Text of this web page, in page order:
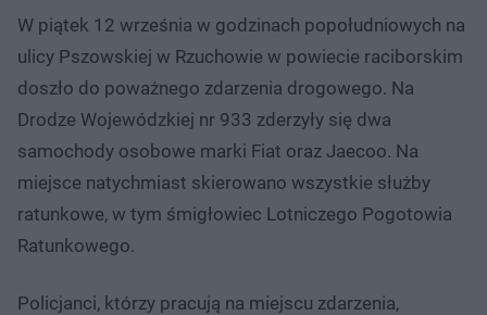
W piątek 12 września w godzinach popołudniowych na
ulicy Pszowskiej w Rzuchowie w powiecie raciborskim
doszło do poważnego zdarzenia drogowego. Na
Drodze Wojewódzkiej nr 933 zderzyły się dwa
samochody osobowe marki Fiat oraz Jaecoo. Na
miejsce natychmiast skierowano wszystkie służby
ratunkowe, w tym śmigłowiec Lotniczego Pogotowia
Ratunkowego.
Policjanci, którzy pracują na miejscu zdarzenia,